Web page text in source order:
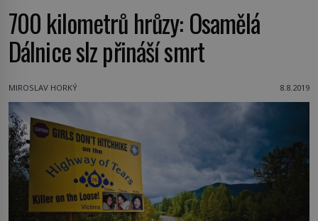
700 kilometrů hrůzy: Osamělá
Dálnice slz přináší smrt
MIROSLAV HORKÝ 8.8.2019